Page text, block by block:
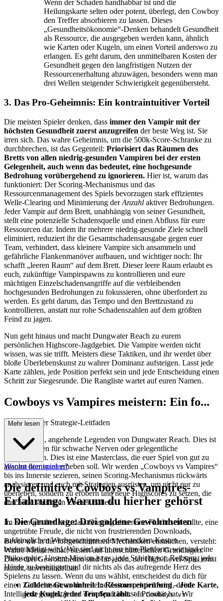
Wenn der Schaden handhabbar ist und die
Heilungskarte selten oder potent, überlegt, den Cowboy
den Treffer absorbieren zu lassen. Dieses
„Gesundheitsökonomie“-Denken behandelt Gesundheit
als Ressource, die ausgegeben werden kann, ähnlich
wie Karten oder Kugeln, um einen Vorteil anderswo zu
erlangen. Es geht darum, den unmittelbaren Kosten der
Gesundheit gegen den langfristigen Nutzen der
Ressourcenerhaltung abzuwägen, besonders wenn man
drei Wellen steigender Schwierigkeit gegenübersteht.
3. Das Pro-Geheimnis: Ein kontraintuitiver Vorteil
Die meisten Spieler denken, dass immer den Vampir mit der
höchsten Gesundheit zuerst anzugreifen der beste Weg ist. Sie
irren sich. Das wahre Geheimnis, um die 500k-Score-Schranke zu
durchbrechen, ist das Gegenteil: Priorisiert das Räumen des
Bretts von allen niedrig-gesunden Vampiren bei der ersten
Gelegenheit, auch wenn das bedeutet, eine hochgesunde
Bedrohung vorübergehend zu ignorieren. Hier ist, warum das
funktioniert: Der Scoring-Mechanismus und das
Ressourcenmanagement des Spiels bevorzugen stark effizientes
Welle-Clearing und Minimierung derAnzahl aktiver Bedrohungen.
Jeder Vampir auf dem Brett, unabhängig von seiner Gesundheit,
stellt eine potenzielle Schadensquelle und einen Abfluss für eure
Ressourcen dar. Indem ihr mehrere niedrig-gesunde Ziele schnell
eliminiert, reduziert ihr die Gesamtschadensausgabe gegen euer
Team, verhindert, dass kleinere Vampire sich ansammeln und
gefährliche Flankenmanöver aufbauen, und wichtiger noch: Ihr
schafft „leeren Raum“ auf dem Brett. Dieser leere Raum erlaubt es
euch, zukünftige Vampirspawns zu kontrollieren und eure
mächtigen Einzelschadensangriffe auf die verbleibenden
hochgesunden Bedrohungen zu fokussieren, ohne überfordert zu
werden. Es geht darum, das Tempo und den Brettzustand zu
kontrollieren, anstatt nur rohe Schadenszahlen auf dem größten
Feind zu jagen.
Nun geht hinaus und macht Dungwater Reach zu eurem
persönlichen Highscore-Jagdgebiet. Die Vampire werden nicht
wissen, was sie trifft. Meisters diese Taktiken, und ihr werdet über
bloße Überlebenskunst zu wahrer Dominanz aufsteigen. Lasst jede
Karte zählen, jede Position perfekt sein und jede Entscheidung einen
Schritt zur Siegesrunde. Die Rangliste wartet auf euren Namen.
Cowboys vs Vampires meistern: Ein fo...
rtgeschrittener Strategie-Leitfaden
Willkommen, angehende Legenden von Dungwater Reach. Dies ist
kein Leitfaden für schwache Nerven oder gelegentliche
Kartenhelden. Dies ist eine Masterclass, die euer Spiel von gut zu
absolut dominant erheben soll. Wir werden „Cowboys vs Vampires“
bis ins Innerste sezieren, seinen Scoring-Mechanismus rückwärts
analysieren und euch mit Strategien ausrüsten, um nicht nur zu
überleben, sondern zu erobern und neue Highscores zu setzen, die
durch die staubigen Ebenen hallen.
1. Die Grundlage: Drei goldene Gewohnheiten
Bevor wir in die fortgeschrittenen Mechaniken eintauchen, versteht:
Wahre Meisterschaft basiert auf unerschütterlichen Grundlagen.
Diese drei Gewohnheiten sind für jeden, der High-Level-Spiel ernst
nimmt, unverhandelbar.
Goldene Gewohnheit 1: Ressourcenprüfung – Jede Karte,
jede Kugel, jeder Tropfen zählt.- InCowboys vs
Mehr lesen
Warum hier spielen?
Die definitive Cowboys vs Vampires-
Erfahrung: Warum du hierher gehörst
Im Kern glauben wir, dass Gaming eine reine Flucht sein sollte, eine
ungetrübte Freude, die nicht von frustrierenden Downloads,
aufdringlichen Werbeanzeigen oder versteckten Kosten
beeinträchtigt wird. Wir sind nicht nur eine Plattform; wir sind eine
Philosophie. Unsere Mission ist es, jede Schicht von Reibung, jede
Hürde zu beseitigen und dir nichts als das aufregende Herz des
Spielens zu lassen. Wenn du uns wählst, entscheidest du dich für
einen Zufluchtsort, an dem deine Zeit respektiert wird, deine
Intelligenz geschätzt und dein Spaß oberste Priorität hat. Wir